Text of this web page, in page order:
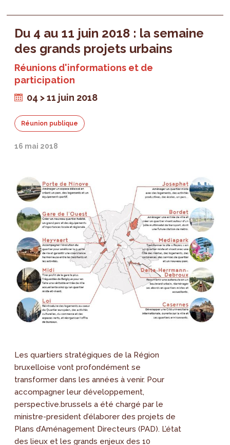
Du 4 au 11 juin 2018 : la semaine
des grands projets urbains
Réunions d'informations et de
participation
04 > 11 juin 2018
Réunion publique
16 mai 2018
Les quartiers stratégiques de la Région
bruxelloise vont profondément se
transformer dans les années à venir. Pour
accompagner leur développement,
perspective.brussels a été chargé par le
ministre-president d’élaborer des projets de
Plans d’Aménagement Directeurs (PAD). L’état
des lieux et les grands enjeux des 10